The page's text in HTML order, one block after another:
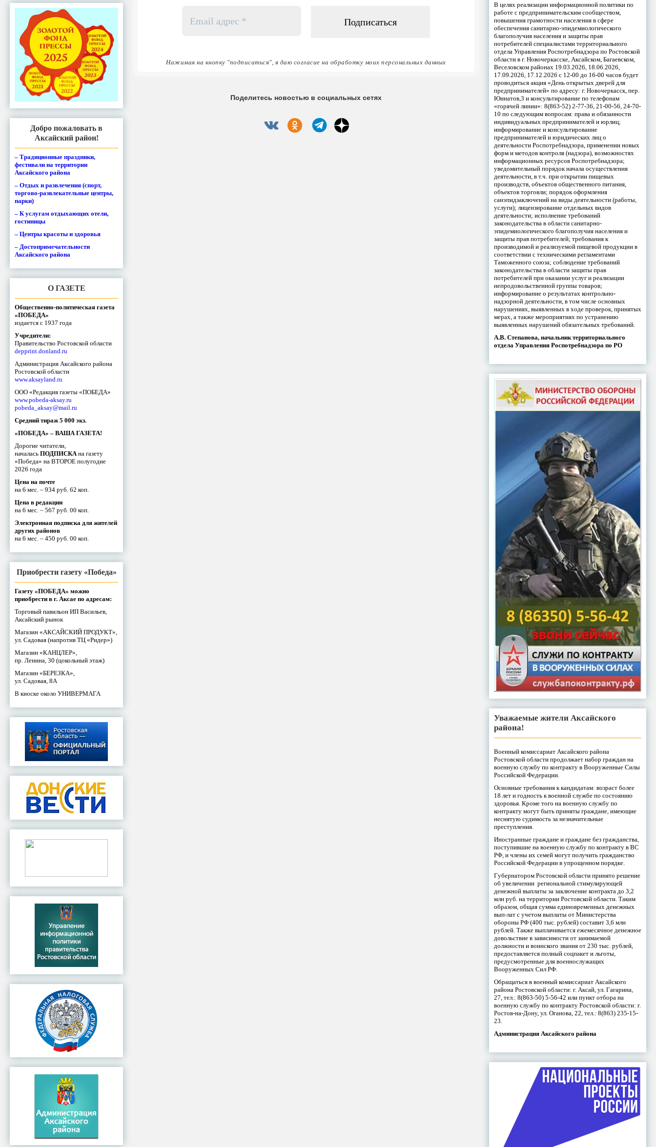
Добро пожаловать в
Аксайский район!
– Традиционные праздники,
фестивали на территории
Аксайского района
– Отдых и развлечения (спорт,
торгово-развлекательные центры,
парки)
– К услугам отдыхающих отели,
гостиницы
– Центры красоты и здоровья
– Достопримечательности
Аксайского района
О ГАЗЕТЕ
Общественно-политическая газета
«ПОБЕДА»
издается с 1937 года
Учредители:
Правительство Ростовской области
depprint.donland.ru
Администрация Аксайского района
Ростовской области
www.aksayland.ru
ООО «Редакция газеты «ПОБЕДА»
www.pobeda-aksay.ru
pobeda_aksay@mail.ru
Средний тираж 5 000 экз.
«ПОБЕДА» – ВАША ГАЗЕТА!
Дорогие читатели,
началась ПОДПИСКАна газету
«Победа» на ВТОРОЕ полугодие
2026 года
Цена на почте
на 6 мес. – 934 руб. 62 коп.
Цена в редакции
на 6 мес. – 567 руб. 00 коп.
Электронная подписка для жителей
других районов
на 6 мес. – 450 руб. 00 коп.
Приобрести газету «Победа»
Газету «ПОБЕДА» можно
приобрести в г. Аксае по адресам:
Торговый павильон ИП Васильев,
Аксайский рынок
Магазин «АКСАЙСКИЙ ПРОДУКТ»,
ул. Садовая (напротив ТЦ «Ридер»)
Магазин «КАНЦЛЕР»,
пр. Ленина, 30 (цокольный этаж)
Магазин «БЕРЕЗКА»,
ул. Садовая, 8А
В киоске около УНИВЕРМАГА
адрес
Нажимая на кнопку "подписаться", я даю согласие на обработку моих персональных данных
Поделитесь новостью в социальных сетях
В целях реализации информационной политики по
работе с предпринимательским сообществом,
повышения грамотности населения в сфере
обеспечения санитарно-эпидемиологического
благополучия населения и защиты прав
потребителей специалистами территориального
отдела Управления Роспотребнадзора по Ростовской
области в г. Новочеркасске, Аксайском, Багаевском,
Веселовском районах 19.03.2026, 18.06.2026,
17.09.2026, 17.12.2026 с 12-00 до 16-00 часов будет
проводиться акция «День открытых дверей для
предпринимателей» по адресу: г. Новочеркасск, пер.
Юннатов,3 и консультирование по телефонам
«горячей линии»: 8(863-52) 2-77-36, 21-00-56, 24-70-
10 по следующим вопросам: права и обязанности
индивидуальных предпринимателей и юрлиц;
информирование и консультирование
предпринимателей и юридических лиц о
деятельности Роспотребнадзора, применении новых
форм и методов контроля (надзора), возможностях
информационных ресурсов Роспотребнадзора;
уведомительный порядок начала осуществления
деятельности, в т.ч. при открытии пищевых
производств, объектов общественного питания,
объектов торговли; порядок оформления
санэпидзаключений на виды деятельности (работы,
услуги); лицензирование отдельных видов
деятельности; исполнение требований
законодательства в области санитарно-
эпидемиологического благополучия населения и
защиты прав потребителей; требования к
производимой и реализуемой пищевой продукции в
соответствии с техническими регламентами
Таможенного союза; соблюдение требований
законодательства в области защиты прав
потребителей при оказании услуг и реализации
непродовольственной группы товаров;
информирование о результатах контрольно-
надзорной деятельности, в том числе основных
нарушениях, выявленных в ходе проверок, принятых
мерах, а также мероприятиях по устранению
выявленных нарушений обязательных требований.
А.В. Степанова, начальник территориального
отдела Управления Роспотребнадзора по РО
Уважаемые жители Аксайского
района!
Военный комиссариат Аксайского района
Ростовской области продолжает набор граждан на
военную службу по контракту в Вооруженные Силы
Российской Федерации.
Основные требования к кандидатам: возраст более
18 лет и годность к военной службе по состоянию
здоровья. Кроме того на военную службу по
контракту могут быть приняты граждане, имеющие
неснятую судимость за незначительные
преступления.
Иностранные граждане и граждане без гражданства,
поступившие на военную службу по контракту в ВС
РФ, и члены их семей могут получить гражданство
Российской Федерации в упрощенном порядке.
Губернатором Ростовской области принято решение
об увеличении региональной стимулирующей
денежной выплаты за заключение контракта до 3,2
млн руб. на территории Ростовской области. Таким
образом, общая сумма единовременных денежных
вып-лат с учетом выплаты от Министерства
обороны РФ (400 тыс. рублей) составит 3,6 млн
рублей. Также выплачивается ежемесячное денежное
довольствие в зависимости от занимаемой
должности и воинского звания от 230 тыс. рублей,
предоставляется полный соцпакет и льготы,
предусмотренные для военнослужащих
Вооруженных Сил РФ.
Обращаться в военный комиссариат Аксайского
района Ростовской области: г. Аксай, ул. Гагарина,
27, тел.: 8(863-50) 5-56-42 или пункт отбора на
военную службу по контракту Ростовской области: г.
Ростов-на-Дону, ул. Оганова, 22, тел.: 8(863) 235-15-
23.
Администрация Аксайского района